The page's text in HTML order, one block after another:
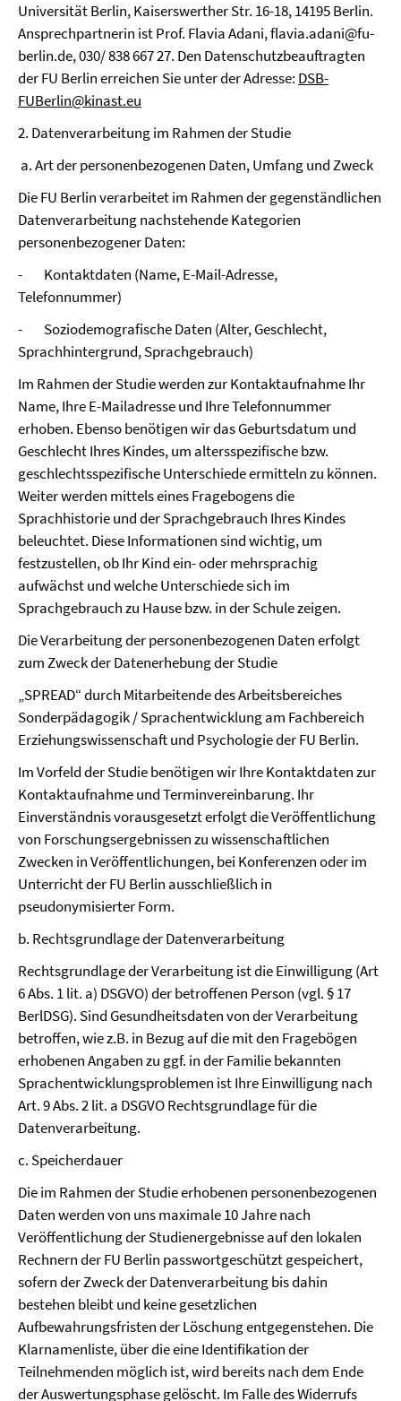
Universität Berlin, Kaiserswerther Str. 16-18, 14195 Berlin.
Ansprechpartnerin ist Prof. Flavia Adani, flavia.adani@fu-
berlin.de, 030/ 838 667 27. Den Datenschutzbeauftragten
der FU Berlin erreichen Sie unter der Adresse: DSB-
FUBerlin@kinast.eu
2. Datenverarbeitung im Rahmen der Studie
a. Art der personenbezogenen Daten, Umfang und Zweck
Die FU Berlin verarbeitet im Rahmen der gegenständlichen
Datenverarbeitung nachstehende Kategorien
personenbezogener Daten:
- Kontaktdaten (Name, E-Mail-Adresse,
Telefonnummer)
- Soziodemografische Daten (Alter, Geschlecht,
Sprachhintergrund, Sprachgebrauch)
Im Rahmen der Studie werden zur Kontaktaufnahme Ihr
Name, Ihre E-Mailadresse und Ihre Telefonnummer
erhoben. Ebenso benötigen wir das Geburtsdatum und
Geschlecht Ihres Kindes, um altersspezifische bzw.
geschlechtsspezifische Unterschiede ermitteln zu können.
Weiter werden mittels eines Fragebogens die
Sprachhistorie und der Sprachgebrauch Ihres Kindes
beleuchtet. Diese Informationen sind wichtig, um
festzustellen, ob Ihr Kind ein- oder mehrsprachig
aufwächst und welche Unterschiede sich im
Sprachgebrauch zu Hause bzw. in der Schule zeigen.
Die Verarbeitung der personenbezogenen Daten erfolgt
zum Zweck der Datenerhebung der Studie
„SPREAD“ durch Mitarbeitende des Arbeitsbereiches
Sonderpädagogik / Sprachentwicklung am Fachbereich
Erziehungswissenschaft und Psychologie der FU Berlin.
Im Vorfeld der Studie benötigen wir Ihre Kontaktdaten zur
Kontaktaufnahme und Terminvereinbarung. Ihr
Einverständnis vorausgesetzt erfolgt die Veröffentlichung
von Forschungsergebnissen zu wissenschaftlichen
Zwecken in Veröffentlichungen, bei Konferenzen oder im
Unterricht der FU Berlin ausschließlich in
pseudonymisierter Form.
b. Rechtsgrundlage der Datenverarbeitung
Rechtsgrundlage der Verarbeitung ist die Einwilligung (Art
6 Abs. 1 lit. a) DSGVO) der betroffenen Person (vgl. § 17
BerlDSG). Sind Gesundheitsdaten von der Verarbeitung
betroffen, wie z.B. in Bezug auf die mit den Fragebögen
erhobenen Angaben zu ggf. in der Familie bekannten
Sprachentwicklungsproblemen ist Ihre Einwilligung nach
Art. 9 Abs. 2 lit. a DSGVO Rechtsgrundlage für die
Datenverarbeitung.
c. Speicherdauer
Die im Rahmen der Studie erhobenen personenbezogenen
Daten werden von uns maximale 10 Jahre nach
Veröffentlichung der Studienergebnisse auf den lokalen
Rechnern der FU Berlin passwortgeschützt gespeichert,
sofern der Zweck der Datenverarbeitung bis dahin
bestehen bleibt und keine gesetzlichen
Aufbewahrungsfristen der Löschung entgegenstehen. Die
Klarnamenliste, über die eine Identifikation der
Teilnehmenden möglich ist, wird bereits nach dem Ende
der Auswertungsphase gelöscht. Im Falle des Widerrufs